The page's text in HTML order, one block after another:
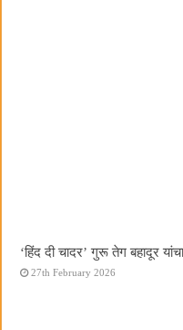
‘हिंद दी चादर’ गुरू तेग बहादूर
27th February 2026